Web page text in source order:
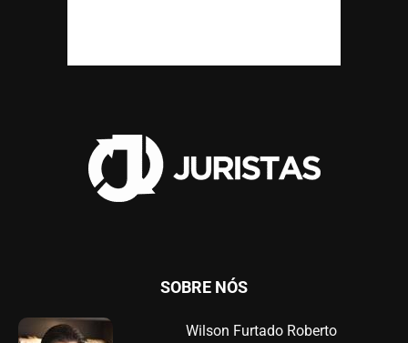
SOBRE NÓS
Wilson Furtado Roberto